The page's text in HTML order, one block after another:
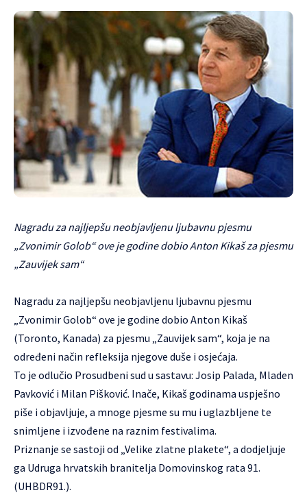
Nagradu za najljepšu neobjavljenu ljubavnu pjesmu
„Zvonimir Golob“ ove je godine dobio Anton Kikaš za pjesmu
„Zauvijek sam“
Nagradu za najljepšu neobjavljenu ljubavnu pjesmu
„Zvonimir Golob“ ove je godine dobio Anton Kikaš
(Toronto, Kanada) za pjesmu „Zauvijek sam“, koja je na
određeni način refleksija njegove duše i osjećaja.
To je odlučio Prosudbeni sud u sastavu: Josip Palada, Mladen
Pavković i Milan Pišković. Inače, Kikaš godinama uspješno
piše i objavljuje, a mnoge pjesme su mu i uglazbljene te
snimljene i izvođene na raznim festivalima.
Priznanje se sastoji od „Velike zlatne plakete“, a dodjeljuje
ga Udruga hrvatskih branitelja Domovinskog rata 91.
(UHBDR91.).